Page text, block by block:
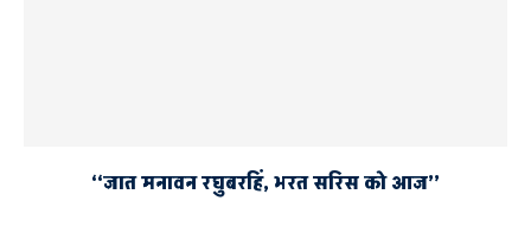
‘‘जात मनावन रघुबरहिं, भरत सरिस को आज’’